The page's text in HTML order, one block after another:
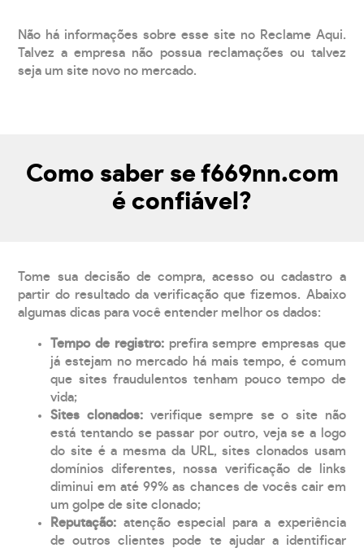
Não há informações sobre esse site no Reclame Aqui.
Talvez a empresa não possua reclamações ou talvez
seja um site novo no mercado.
Como saber se f669nn.com
é confiável?
Tome sua decisão de compra, acesso ou cadastro a
partir do resultado da verificação que fizemos. Abaixo
algumas dicas para você entender melhor os dados:
Tempo de registro: prefira sempre empresas que
já estejam no mercado há mais tempo, é comum
que sites fraudulentos tenham pouco tempo de
vida;
Sites clonados: verifique sempre se o site não
está tentando se passar por outro, veja se a logo
do site é a mesma da URL, sites clonados usam
domínios diferentes, nossa verificação de links
diminui em até 99% as chances de vocês cair em
um golpe de site clonado;
Reputação: atenção especial para a experiência
de outros clientes pode te ajudar a identificar